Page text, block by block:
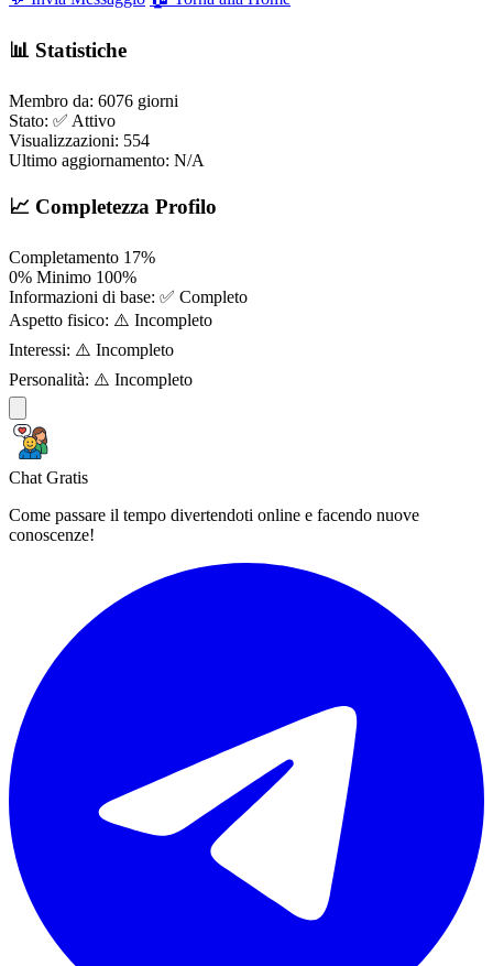
📊 Statistiche
Membro da: 6076 giorni
Stato: ✅ Attivo
Visualizzazioni: 554
Ultimo aggiornamento: N/A
📈 Completezza Profilo
Completamento 17%
0% Minimo 100%
Informazioni di base: ✅ Completo
Aspetto fisico: ⚠️ Incompleto
Interessi: ⚠️ Incompleto
Personalità: ⚠️ Incompleto
Chat Gratis
Come passare il tempo divertendoti online e facendo nuove
conoscenze!